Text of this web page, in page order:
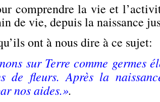
comprendre la vie et
de vie, depuis la naissance
ont à nous dire à ce sujet:
sur Terre comme germes
de fleurs. Après la
nos aides.».